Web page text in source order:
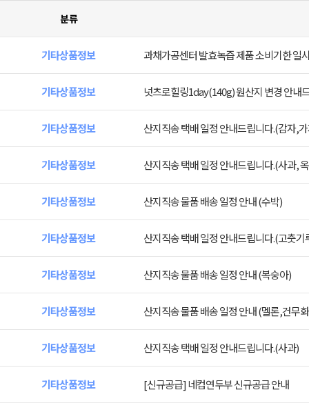
분류
기타상품정보 과채가공센터 발효녹즙 제품 소비기한 일
기타상품정보 넛츠로힐링1day(140g) 원산지 변경 안내
기타상품정보 산지직송 택배 일정 안내드립니다.(감자,
기타상품정보 산지직송 택배 일정 안내드립니다.(사과,
기타상품정보 산지직송 물품 배송 일정 안내 (수박)
기타상품정보 산지직송 택배 일정 안내드립니다.(고춧
기타상품정보 산지직송 물품 배송 일정 안내 (복숭아)
기타상품정보 산지직송 물품 배송 일정 안내 (멜론,건무
기타상품정보 산지직송 택배 일정 안내드립니다.(사과)
기타상품정보 [신규공급] 네컵연두부 신규공급 안내